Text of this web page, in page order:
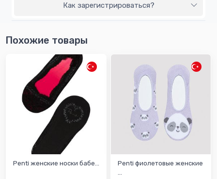
Как зарегистрироваться?
Похожие товары
Penti женскиe носки бабе...
Penti фиолетовыe женскиe